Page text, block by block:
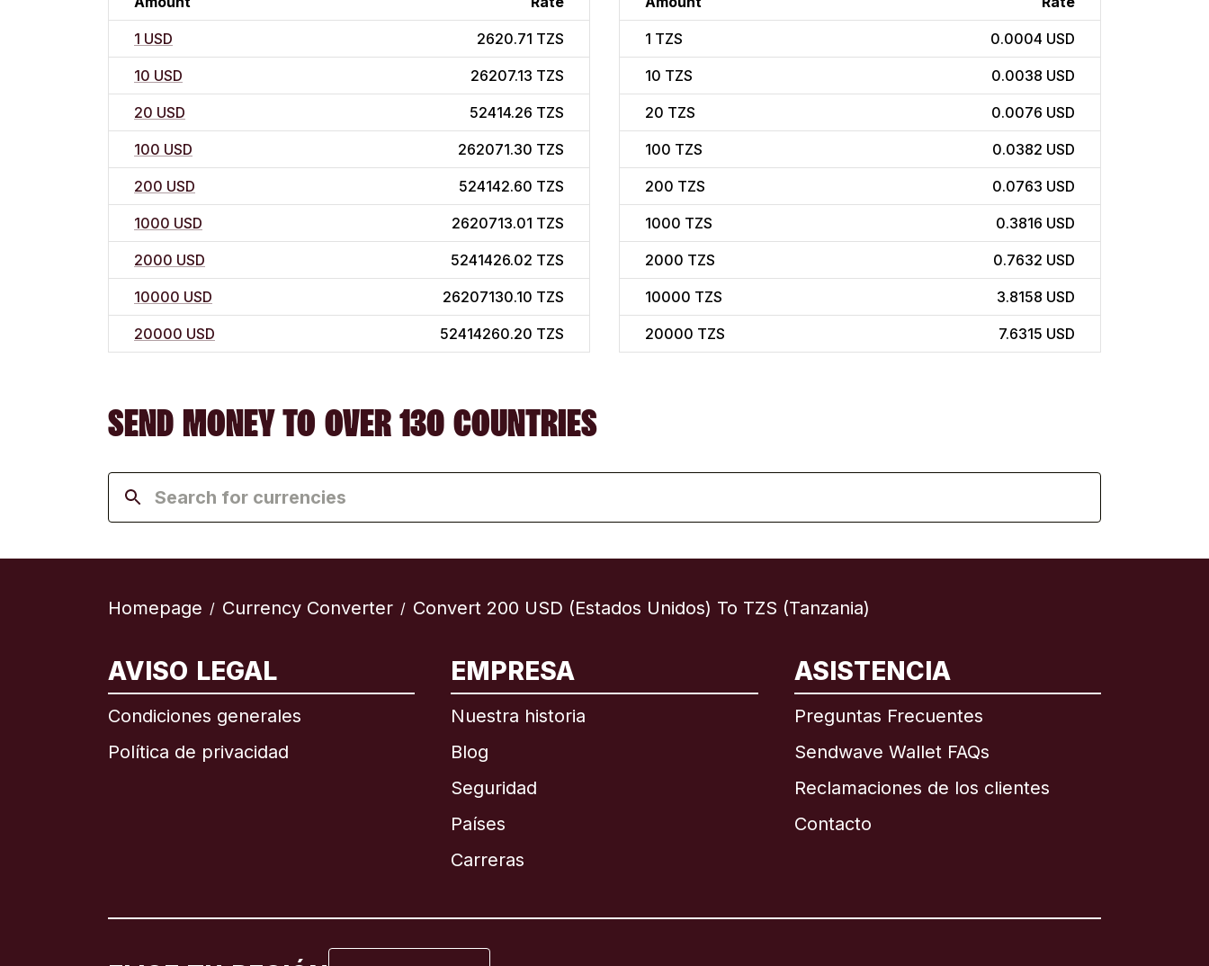
1 USD 2620.71 TZS
10 USD 26207.13 TZS
20 USD 52414.26 TZS
100 USD 262071.30 TZS
200 USD 524142.60 TZS
1000 USD 2620713.01 TZS
2000 USD 5241426.02 TZS
10000 USD 26207130.10 TZS
20000 USD 52414260.20 TZS
1 TZS 0.0004 USD
10 TZS 0.0038 USD
20 TZS 0.0076 USD
100 TZS 0.0382 USD
200 TZS 0.0763 USD
1000 TZS 0.3816 USD
2000 TZS 0.7632 USD
10000 TZS 3.8158 USD
20000 TZS 7.6315 USD
SEND MONEY TO OVER 130 COUNTRIES
Homepage / Currency Converter / Convert 200 USD (Estados Unidos) To TZS (Tanzania)
AVISO LEGAL
Condiciones generales
Política de privacidad
EMPRESA
Nuestra historia
Blog
Seguridad
Países
Carreras
ASISTENCIA
Preguntas Frecuentes
Sendwave Wallet FAQs
Reclamaciones de los clientes
Contacto
Internacional English